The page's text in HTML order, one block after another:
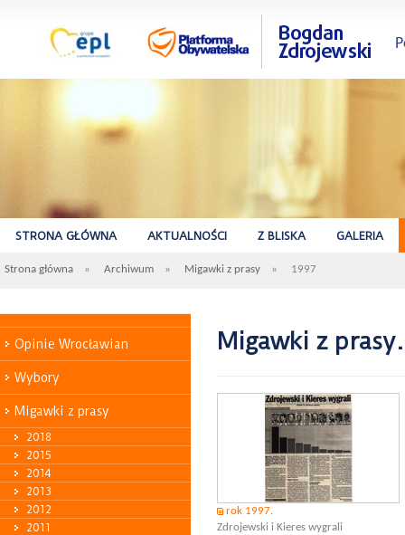
STRONA GŁÓWNA AKTUALNOŚCI Z BLISKA GALERIA
Strona główna » Archiwum » Migawki z prasy » 1997
Opinie Wrocławian
Wybory
Migawki z prasy
2018
2015
2014
2013
2012
2011
Migawki z
rok 1997.
Zdrojewski i Kieres wygrali